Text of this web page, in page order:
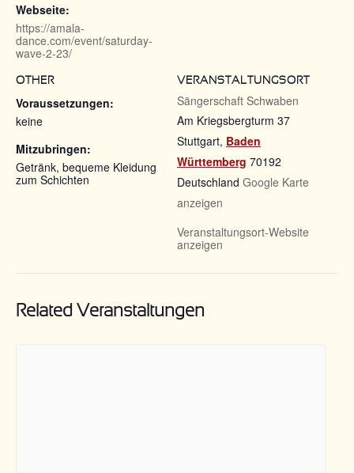
Webseite:
https://amala-
dance.com/event/saturday-
wave-2-23/
VERANSTALTUNGSORT
Sängerschaft Schwaben
Am Kriegsbergturm 37
Stuttgart, Baden
Württemberg 70192
Deutschland Google Karte
anzeigen
Veranstaltungsort-Website
anzeigen
OTHER
Voraussetzungen:
keine
Mitzubringen:
Getränk, bequeme Kleidung
zum Schichten
Related Veranstaltungen